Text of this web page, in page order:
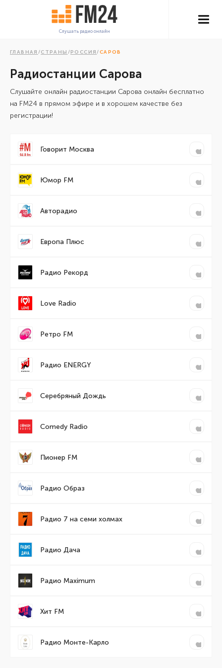
Слушать радио онлайн
ГЛАВНАЯ /СТРАНЫ /РОССИЯ/САРОВ
Радиостанции Сарова
Cлушайте онлайн радиостанции Сарова онлайн бесплатно
на FM24 в прямом эфире и в хорошем качестве без
регистрации!
Говорит Москва
Юмор FM
Авторадио
Европа Плюс
Радио Рекорд
Love Radio
Ретро FM
Радио ENERGY
Серебряный Дождь
Comedy Radio
Пионер FM
Радио Образ
Радио 7 на семи холмах
Радио Дача
Радио Maximum
Хит FM
Радио Монте-Карло